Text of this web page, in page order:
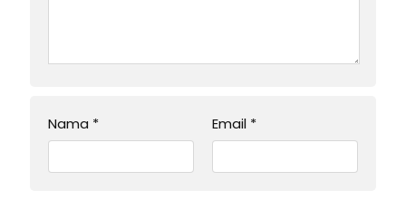
Nama * Email *